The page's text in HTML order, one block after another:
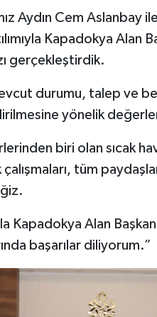
Aydın Cem Aslanbay
Kapadokya Alan
gerçekleştirdik.
durumu, talep ve
yönelik
biri olan sıcak
tüm
Kapadokya Alan
başarılar diliyorum.”